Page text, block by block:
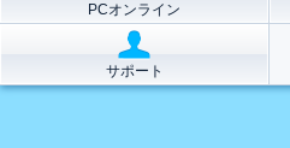
PCオンライン
サポート